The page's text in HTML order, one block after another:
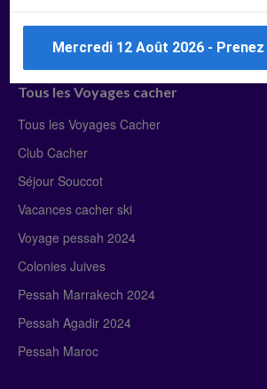
Restaurants cacher à Marseille
Restaurants cacher Dubaï
Tous les Voyages cacher
Tous les Voyages Cacher
Club Cacher
Séjour Souccot
Vacances cacher ski
Voyage pessah 2024
Colonies Juives
Pessah Marrakech 2024
Pessah Agadir 2024
Pessah Maroc